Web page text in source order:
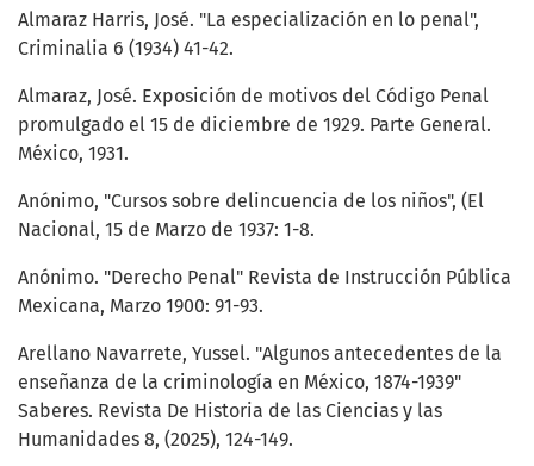
Almaraz Harris, José. "La especialización en lo penal",
Criminalia 6 (1934) 41-42.
Almaraz, José. Exposición de motivos del Código Penal
promulgado el 15 de diciembre de 1929. Parte General.
México, 1931.
Anónimo, "Cursos sobre delincuencia de los niños", (El
Nacional, 15 de Marzo de 1937: 1-8.
Anónimo. "Derecho Penal" Revista de Instrucción Pública
Mexicana, Marzo 1900: 91-93.
Arellano Navarrete, Yussel. "Algunos antecedentes de la
enseñanza de la criminología en México, 1874-1939"
Saberes. Revista De Historia de las Ciencias y las
Humanidades 8, (2025), 124-149.